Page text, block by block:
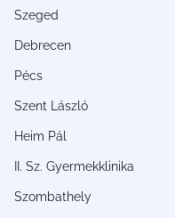
Szeged
Debrecen
Pécs
Szent László
Heim Pál
II. Sz. Gyermekklinika
Szombathely